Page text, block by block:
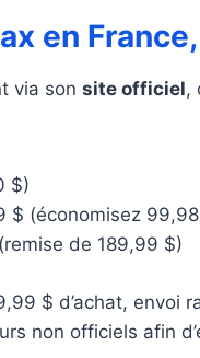
en
via son site officiel,
$)
$ (économisez
de 189,99 $)
$ d’achat, envoi
non officiels afin